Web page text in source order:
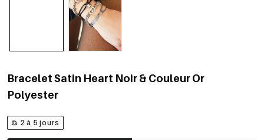
Bracelet Satin Heart Noir & Couleur Or
Polyester
2 à 5 jours